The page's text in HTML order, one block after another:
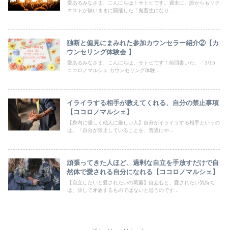
愛あるみなさま、こんにちは！サトヒです。週末に、誰からもリク
エストが無いままに開催した「鬼畜生になり...
独断と偏見にまみれた参加カウンセラー紹介②【カ
ウンセリング体験会 】
愛あるみなさま、こんにちは。サトヒです！前回書いた、「3/15
ココロノマルシェ カウンセリング体験...
イライラする相手が教えてくれる、自分の禁止事項
【ココロノマルシェ】
【身内に優しく他人に厳しい人】自分がイライラする相手というの
は、「自分が禁止していることを、普通にや...
頑張ってきた人ほど、過剰な自立を手放すだけで自
然体で愛される自分になれる【ココロノマルシェ】
【自立したいと愛されたいの葛藤】自立心と、愛されたい気持ち
は、決して矛盾するものではないと思うのです...